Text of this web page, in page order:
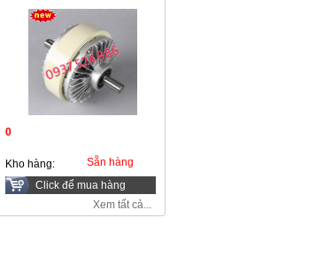
0
Kho hàng:
Sẵn hàng
Click để mua hàng
Xem tất cả...